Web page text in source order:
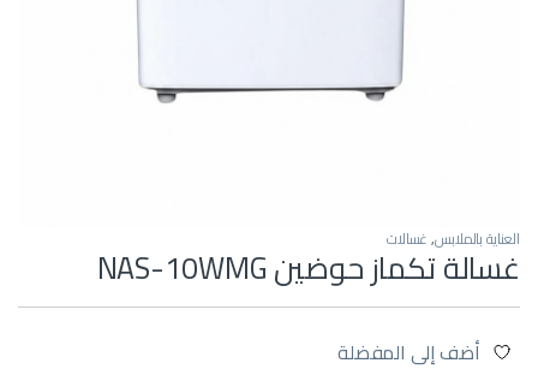
العناية بالملابس,غسالات
غسالة تكماز حوضين NAS-10WMG
أضف إلى المفضلة